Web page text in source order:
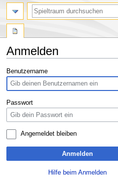
Anmelden
Zur
Navigation
springen
Zur
Suche
springen
Benutzername
Passwort
Angemeldet bleiben
Anmelden
Hilfe beim Anmelden